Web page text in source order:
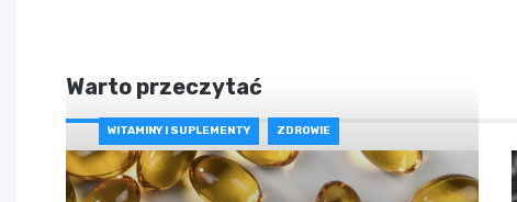
Warto przeczytać
WITAMINY I SUPLEMENTY ZDROWIE